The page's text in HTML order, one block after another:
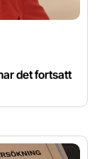
det fortsatt